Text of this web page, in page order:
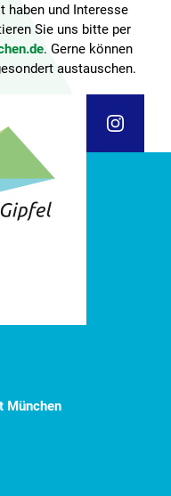
haben und Interesse
Sie uns bitte per
. Gerne können
austauschen.
München